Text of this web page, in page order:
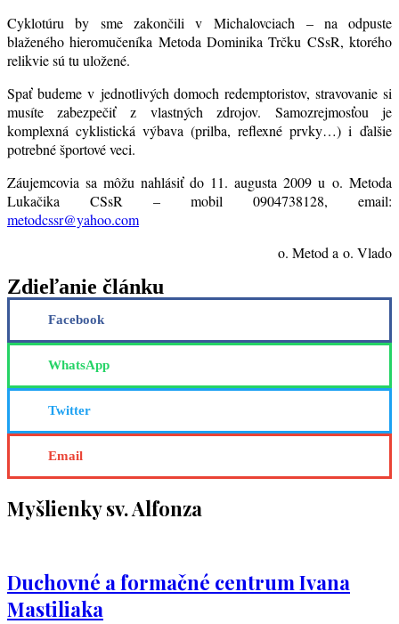
Cyklotúru by sme zakončili v Michalovciach – na odpuste
blaženého hieromučeníka Metoda Dominika Trčku CSsR, ktorého
relikvie sú tu uložené.
Spať budeme v jednotlivých domoch redemptoristov, stravovanie si
musíte zabezpečiť z vlastných zdrojov. Samozrejmosťou je
komplexná cyklistická výbava (prilba, reflexné prvky…) i ďalšie
potrebné športové veci.
Záujemcovia sa môžu nahlásiť do 11. augusta 2009 u o. Metoda
Lukačika CSsR – mobil 0904738128, email:
metodcssr@yahoo.com
o. Metod a o. Vlado
Zdieľanie článku
Facebook
WhatsApp
Twitter
Email
Myšlienky sv. Alfonza
Duchovné a formačné centrum Ivana
Mastiliaka